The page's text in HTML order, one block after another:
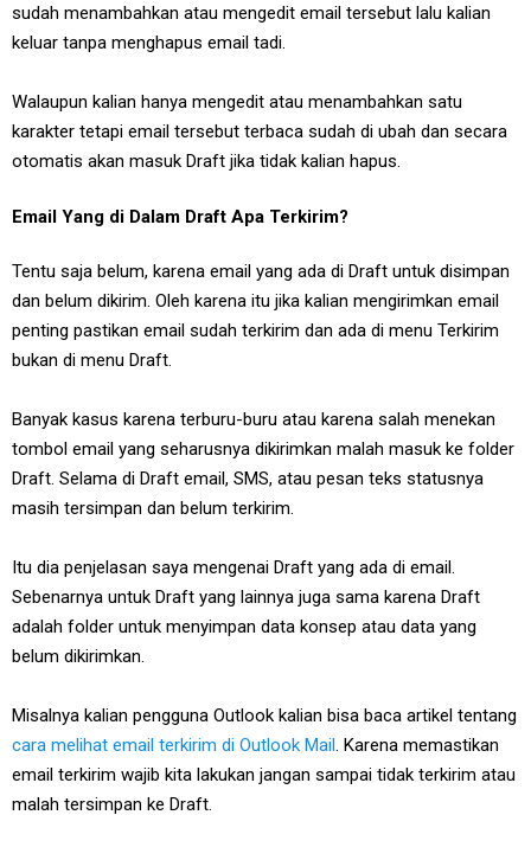
sudah menambahkan atau mengedit email tersebut lalu kalian
keluar tanpa menghapus email tadi.
Walaupun kalian hanya mengedit atau menambahkan satu
karakter tetapi email tersebut terbaca sudah di ubah dan secara
otomatis akan masuk Draft jika tidak kalian hapus.
Email Yang di Dalam Draft Apa Terkirim?
Tentu saja belum, karena email yang ada di Draft untuk disimpan
dan belum dikirim. Oleh karena itu jika kalian mengirimkan email
penting pastikan email sudah terkirim dan ada di menu Terkirim
bukan di menu Draft.
Banyak kasus karena terburu-buru atau karena salah menekan
tombol email yang seharusnya dikirimkan malah masuk ke folder
Draft. Selama di Draft email, SMS, atau pesan teks statusnya
masih tersimpan dan belum terkirim.
Itu dia penjelasan saya mengenai Draft yang ada di email.
Sebenarnya untuk Draft yang lainnya juga sama karena Draft
adalah folder untuk menyimpan data konsep atau data yang
belum dikirimkan.
Misalnya kalian pengguna Outlook kalian bisa baca artikel tentang
cara melihat email terkirim di Outlook Mail. Karena memastikan
email terkirim wajib kita lakukan jangan sampai tidak terkirim atau
malah tersimpan ke Draft.